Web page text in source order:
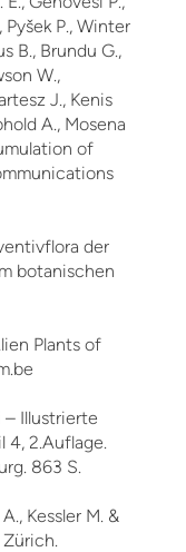
Pyšek P., Winter
B., Brundu G.,
W.,
J., Kenis
A., Mosena
of
der
botanischen
Plants of
– Illustrierte
4, 2.Auflage.
863 S.
Kessler M. &
Zürich.